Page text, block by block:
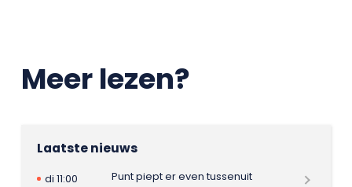
Meer lezen?
Laatste nieuws
di 11:00
Punt piept er even tussenuit